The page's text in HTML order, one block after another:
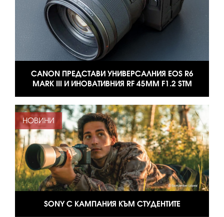
CANON ПРЕДСТАВИ УНИВЕРСАЛНИЯ EOS R6
MARK III И ИНОВАТИВНИЯ RF 45MM F1.2 STM
SONY С КАМПАНИЯ КЪМ СТУДЕНТИТЕ
НОВИНИ